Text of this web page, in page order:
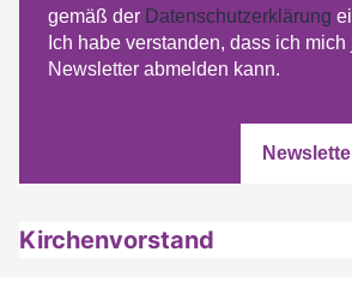
gemäß der Datenschutzerklärung
Ich habe verstanden, dass ich
Newsletter abmelden kann.
Kirchenvorstand